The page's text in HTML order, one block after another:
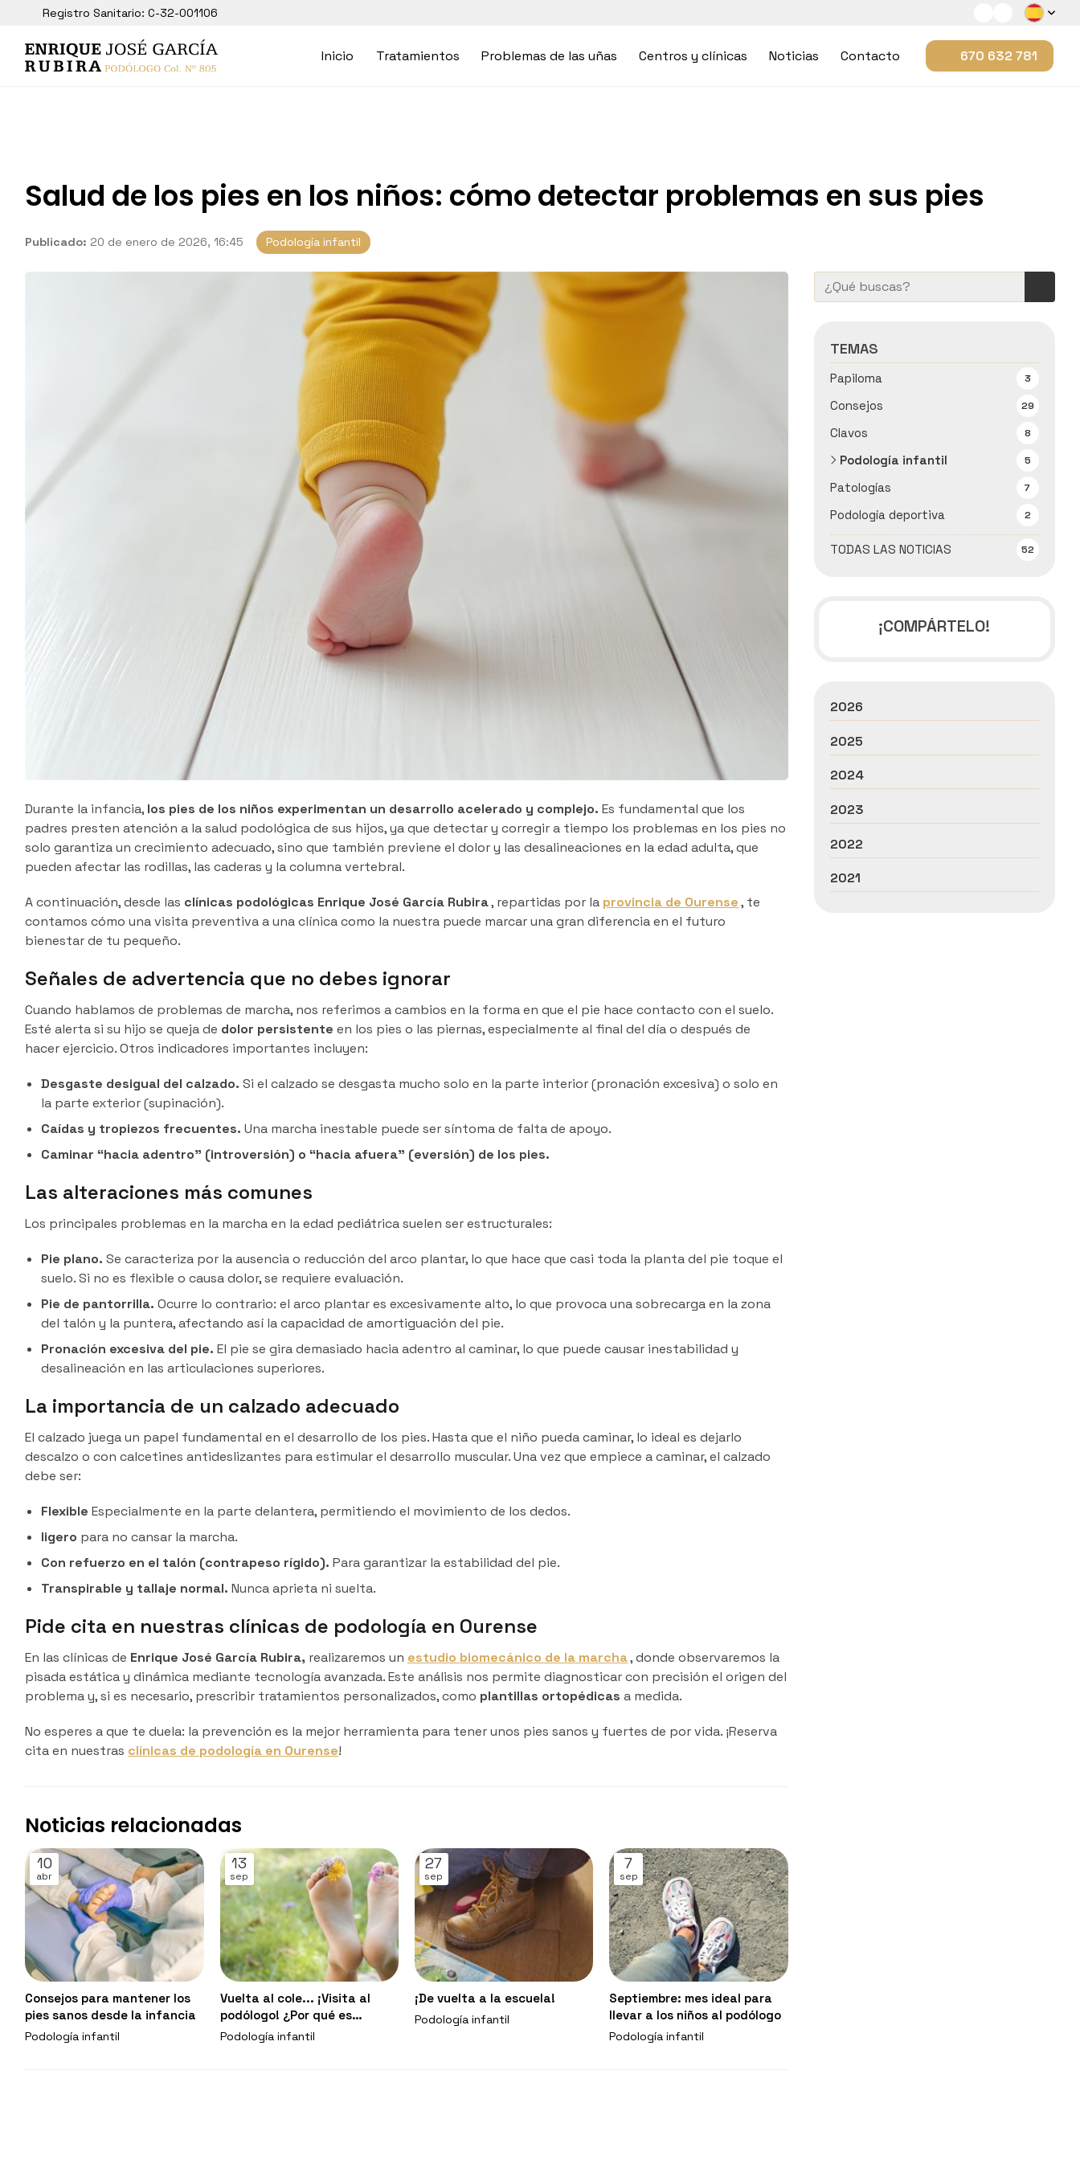
Registro Sanitario: C-32-001106
Inicio Tratamientos Problemas de las uñas Centros y clínicas Noticias Contacto 670 632 781
Salud de los pies en los niños: cómo detectar problemas en sus pies
Publicado: 20 de enero de 2026, 16:45 Podología infantil
TEMAS
TODAS LAS NOTICIAS 52
Papiloma 3
Consejos 29
Clavos 8
Podología infantil 5
Patologías 7
Podología deportiva 2
Durante la infancia, los pies de los niños experimentan un desarrollo acelerado y complejo. Es fundamental que los
padres presten atención a la salud podológica de sus hijos, ya que detectar y corregir a tiempo los problemas en los pies no
solo garantiza un crecimiento adecuado, sino que también previene el dolor y las desalineaciones en la edad adulta, que
pueden afectar las rodillas, las caderas y la columna vertebral.
A continuación, desde las clínicas podológicas Enrique José García Rubira, repartidas por la provincia de Ourense, te
contamos cómo una visita preventiva a una clínica como la nuestra puede marcar una gran diferencia en el futuro
bienestar de tu pequeño.
Señales de advertencia que no debes ignorar
Cuando hablamos de problemas de marcha, nos referimos a cambios en la forma en que el pie hace contacto con el suelo.
Esté alerta si su hijo se queja de dolor persistente en los pies o las piernas, especialmente al final del día o después de
hacer ejercicio. Otros indicadores importantes incluyen:
Desgaste desigual del calzado. Si el calzado se desgasta mucho solo en la parte interior (pronación excesiva) o solo en
la parte exterior (supinación).
Caídas y tropiezos frecuentes. Una marcha inestable puede ser síntoma de falta de apoyo.
Caminar “hacia adentro” (introversión) o “hacia afuera” (eversión) de los pies.
Las alteraciones más comunes
Los principales problemas en la marcha en la edad pediátrica suelen ser estructurales:
Pie plano. Se caracteriza por la ausencia o reducción del arco plantar, lo que hace que casi toda la planta del pie toque el
suelo. Si no es flexible o causa dolor, se requiere evaluación.
Pie de pantorrilla. Ocurre lo contrario: el arco plantar es excesivamente alto, lo que provoca una sobrecarga en la zona
del talón y la puntera, afectando así la capacidad de amortiguación del pie.
Pronación excesiva del pie. El pie se gira demasiado hacia adentro al caminar, lo que puede causar inestabilidad y
desalineación en las articulaciones superiores.
La importancia de un calzado adecuado
El calzado juega un papel fundamental en el desarrollo de los pies. Hasta que el niño pueda caminar, lo ideal es dejarlo
descalzo o con calcetines antideslizantes para estimular el desarrollo muscular. Una vez que empiece a caminar, el calzado
debe ser:
Flexible Especialmente en la parte delantera, permitiendo el movimiento de los dedos.
ligero para no cansar la marcha.
Con refuerzo en el talón (contrapeso rígido). Para garantizar la estabilidad del pie.
Transpirable y tallaje normal. Nunca aprieta ni suelta.
Pide cita en nuestras clínicas de podología en Ourense
En las clínicas de Enrique José García Rubira, realizaremos un estudio biomecánico de la marcha, donde observaremos la
pisada estática y dinámica mediante tecnología avanzada. Este análisis nos permite diagnosticar con precisión el origen del
problema y, si es necesario, prescribir tratamientos personalizados, como plantillas ortopédicas a medida.
No esperes a que te duela: la prevención es la mejor herramienta para tener unos pies sanos y fuertes de por vida. ¡Reserva
cita en nuestras clínicas de podología en Ourense!
Noticias relacionadas
10
abr
Consejos para mantener los
pies sanos desde la infancia
Podología infantil
13
sep
Vuelta al cole... ¡Visita al
podólogo! ¿Por qué es
importante esta revisión?
Podología infantil
27
sep
¡De vuelta a la escuela!
Podología infantil
7
sep
Septiembre: mes ideal para
llevar a los niños al podólogo
Podología infantil
¡COMPÁRTELO!
2026
2025
2024
2023
2022
2021